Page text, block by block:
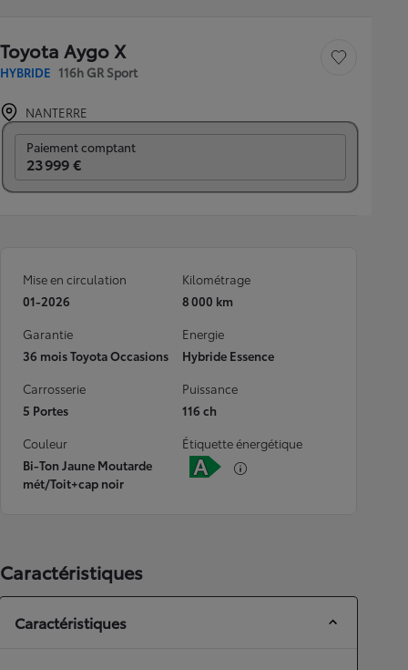
Toyota Aygo X
HYBRIDE 116h GR Sport
Sauvegarder le
NANTERRE
Paiement comptant
23 999 €
Mise en circulation
01-2026
Kilométrage
8 000 km
Garantie
36 mois Toyota Occasions
Energie
Hybride Essence
Carrosserie
5 Portes
Puissance
116 ch
Couleur
Bi-Ton Jaune Moutarde
mét/Toit+cap noir
Étiquette énergétique
Caractéristiques
Caractéristiques